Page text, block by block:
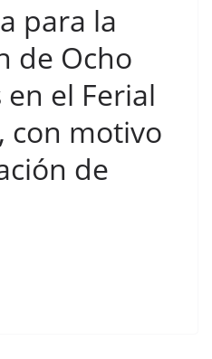
para la
de Ocho
el Ferial
con motivo
de